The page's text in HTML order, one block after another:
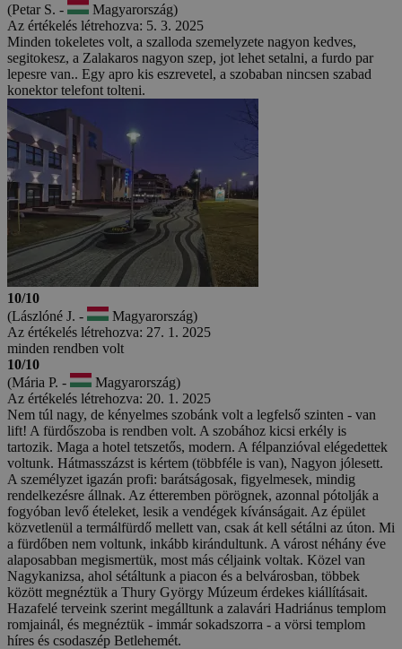
(Petar S. -
Magyarország)
Az értékelés létrehozva: 5. 3. 2025
Minden tokeletes volt, a szalloda szemelyzete nagyon kedves,
segitokesz, a Zalakaros nagyon szep, jot lehet setalni, a furdo par
lepesre van.. Egy apro kis eszrevetel, a szobaban nincsen szabad
konektor telefont tolteni.
10/10
(Lászlóné J. -
Magyarország)
Az értékelés létrehozva: 27. 1. 2025
minden rendben volt
10/10
(Mária P. -
Magyarország)
Az értékelés létrehozva: 20. 1. 2025
Nem túl nagy, de kényelmes szobánk volt a legfelső szinten - van
lift! A fürdőszoba is rendben volt. A szobához kicsi erkély is
tartozik. Maga a hotel tetszetős, modern. A félpanzióval elégedettek
voltunk. Hátmasszázst is kértem (többféle is van), Nagyon jólesett.
A személyzet igazán profi: barátságosak, figyelmesek, mindig
rendelkezésre állnak. Az étteremben pörögnek, azonnal pótolják a
fogyóban levő ételeket, lesik a vendégek kívánságait. Az épület
közvetlenül a termálfürdő mellett van, csak át kell sétálni az úton. Mi
a fürdőben nem voltunk, inkább kirándultunk. A várost néhány éve
alaposabban megismertük, most más céljaink voltak. Közel van
Nagykanizsa, ahol sétáltunk a piacon és a belvárosban, többek
között megnéztük a Thury György Múzeum érdekes kiállításait.
Hazafelé terveink szerint megálltunk a zalavári Hadriánus templom
romjainál, és megnéztük - immár sokadszorra - a vörsi templom
híres és csodaszép Betlehemét.